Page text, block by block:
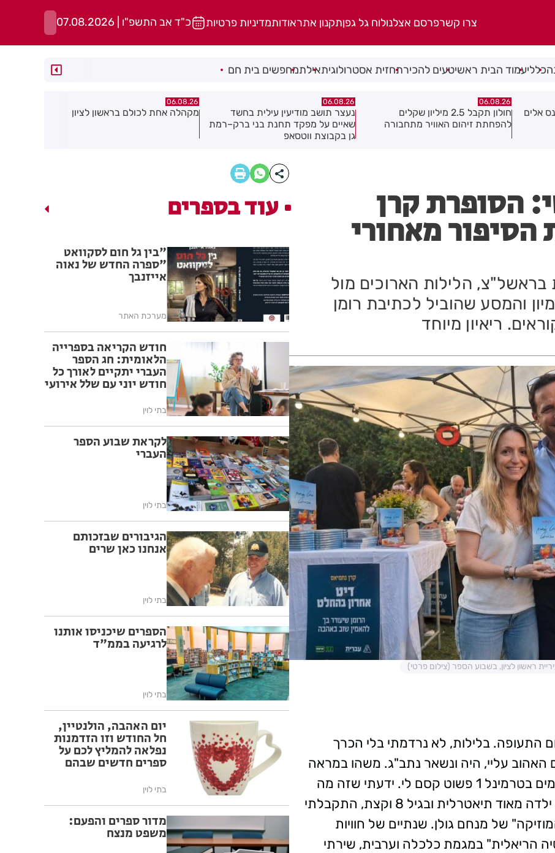
צרו קשרפרסם אצלנולוח גל גפןתקנון אתראודותמדיניות פרטיות כ"ד אב התשפ"ו | 07.08.2026
כלליעמוד הבית ראשיטעים להכירתחזית אסטרולוגיתאילתמחפשים בית חם
06.08.26
נעצר תושב מודיעין עילית בחשד
שאיים על מפקד תחנת בני ברק–רמת
06.08.26
מקהלה אחת לכולם בראשון לציון
06.08.26
תושב חולון נעדר כבר שבועיים
הסופרת קרן
מאחורי
הלילות הארוכים מול
והמסע שהוביל לכתיבת רומן
ריאיון מיוחד
ראשון לציון, בשבוע הספר (צילום פרטי)
התעופה. בלילות, לא נרדמתי בלי הכרך
האהוב עליי, היה ונשאר נתב"ג. משהו במראה
של דיילות הקרקע מאחורי הדלפקים האדומים בטרמינל 1 פשוט קסם לי. ידעתי שזה מה
שאעשה כשאהיה גדולה. מעבר לכך, הייתי ילדה מאוד תיאטרלית ובגיל 8 וקצת, התקבלתי
של מנחם גולן. שנתיים של חוויות
הריאלית" במגמת כלכלה וערבית, שירתי
עוד בספרים
"בין גל חום לסקוואט
"ספרה החדש של נאוה
אייזנבך
מערכת האתר
חודש הקריאה בספרייה
הלאומית: חג הספר
העברי יתקיים לאורך כל
חודש יוני עם שלל אירועי
בתי לוין
לקראת שבוע הספר
העברי
בתי לוין
הגיבורים שבזכותם
אנחנו כאן שרים
בתי לוין
הספרים שיכניסו אותנו
לרגיעה בממ"ד
בתי לוין
יום האהבה, הולנטיין,
חל החודש וזו הזדמנות
נפלאה להמליץ לכם על
ספרים חדשים שבהם
שמרטיטים את הלב
בתי לוין
מדור ספרים והפעם:
משפט מנצח